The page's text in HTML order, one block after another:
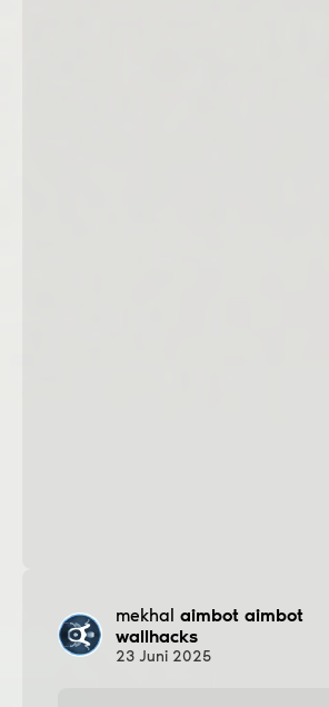
mekhal aimbot aimbot
wallhacks
23 Juni 2025